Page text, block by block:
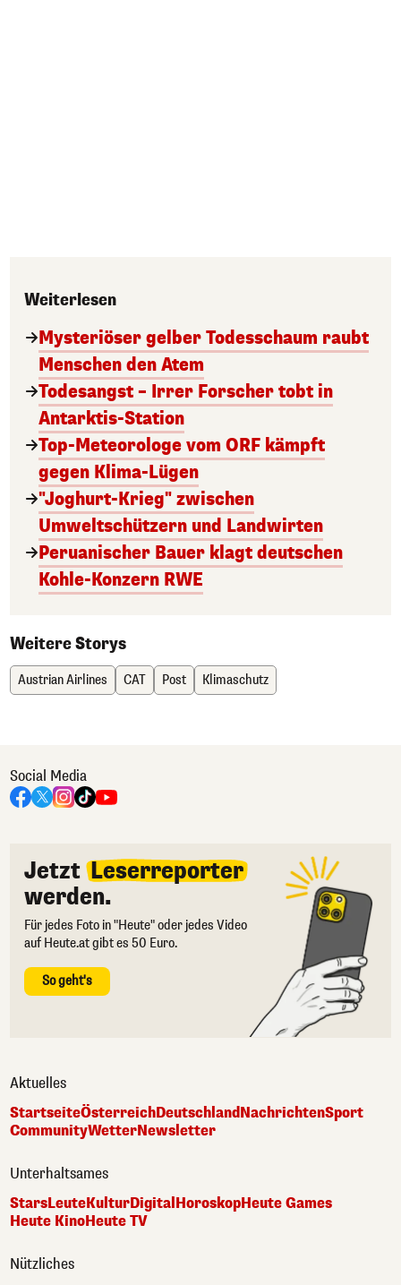
Weiterlesen
Mysteriöser gelber Todesschaum raubt
Menschen den Atem
Todesangst – Irrer Forscher tobt in
Antarktis-Station
Top-Meteorologe vom ORF kämpft
gegen Klima-Lügen
"Joghurt-Krieg" zwischen
Umweltschützern und Landwirten
Peruanischer Bauer klagt deutschen
Kohle-Konzern RWE
Weitere Storys
Austrian Airlines CAT Post Klimaschutz
Social Media
Jetzt Leserreporter
werden.
Für jedes Foto in "Heute" oder jedes Video
auf Heute.at gibt es 50 Euro.
So geht's
Aktuelles
StartseiteÖsterreichDeutschlandNachrichtenSport
CommunityWetterNewsletter
Unterhaltsames
StarsLeuteKulturDigitalHoroskopHeute Games
Heute KinoHeute TV
Nützliches